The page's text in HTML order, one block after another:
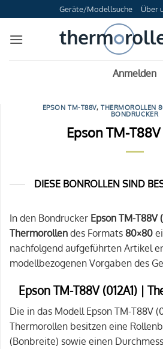
Inhalt
springen
Geräte/Modellsuche Über
Anmelden
EPSON TM-T88V, THERMOROLLEN
BONDRUCKER
Epson TM-T88V
DIESE BONROLLEN SIND
In den Bondrucker Epson TM-T88V
Thermorollen des Formats 80×80
nachfolgend aufgeführten Artikel
modellbezogenen Vorgaben des
Epson TM-T88V (012A1) |
Die in das Modell Epson TM-T88V
Thermorollen besitzen eine
(Bonbreite) sowie einen